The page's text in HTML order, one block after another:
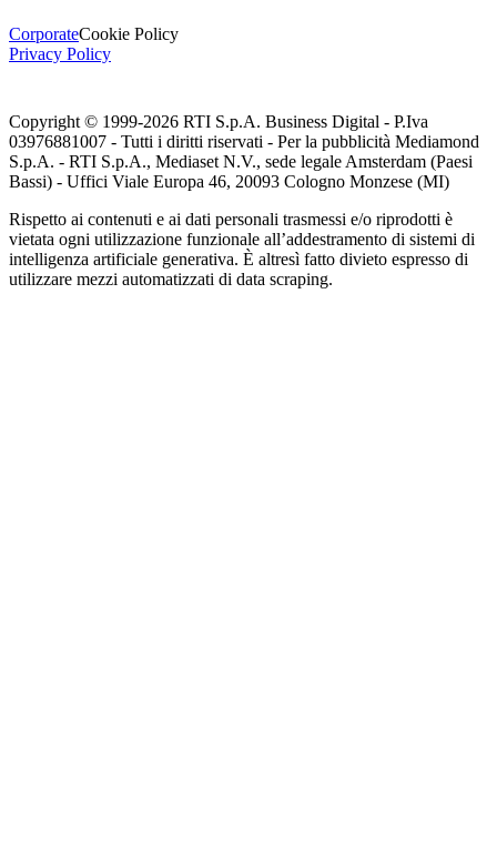
CorporateCookie Policy
Privacy Policy
Copyright © 1999-2026 RTI S.p.A. Business Digital - P.Iva
03976881007 - Tutti i diritti riservati - Per la pubblicità Mediamond
S.p.A. - RTI S.p.A., Mediaset N.V., sede legale Amsterdam (Paesi
Bassi) - Uffici Viale Europa 46, 20093 Cologno Monzese (MI)
Rispetto ai contenuti e ai dati personali trasmessi e/o riprodotti è
vietata ogni utilizzazione funzionale all’addestramento di sistemi di
intelligenza artificiale generativa. È altresì fatto divieto espresso di
utilizzare mezzi automatizzati di data scraping.